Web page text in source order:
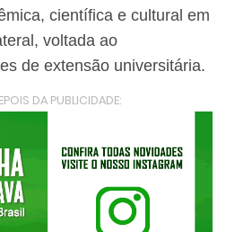
científica e cultural em
voltada ao
de extensão universitária.
DA PUBLICIDADE: